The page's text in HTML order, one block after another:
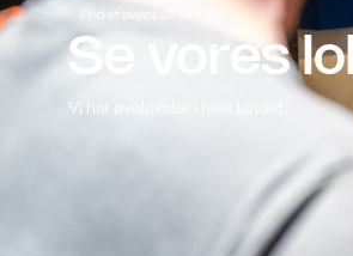
Find et øvelokale nær dig
Se vores
Vi har øvelokaler i hele landet.